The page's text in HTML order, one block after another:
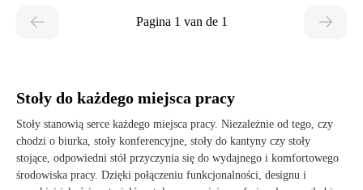
Pagina 1 van de 1
Stoły do każdego miejsca pracy
Stoły stanowią serce każdego miejsca pracy. Niezależnie od tego, czy
chodzi o biurka, stoły konferencyjne, stoły do kantyny czy stoły
stojące, odpowiedni stół przyczynia się do wydajnego i komfortowego
środowiska pracy. Dzięki połączeniu funkcjonalności, designu i